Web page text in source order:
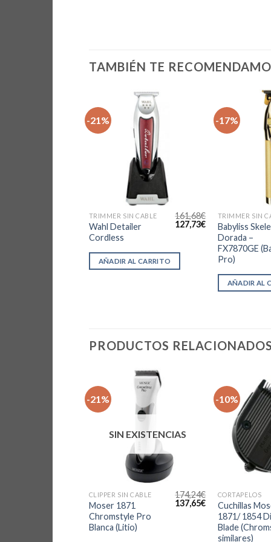
TAMBIÉN TE
-21%
TRIMMER SIN CABLE
Wahl Detailer
Cordless
161,68€
El
precio
127,73€El
precio
actual
127,73€.
AÑADIR AL CARRITO
-17%
TRIMMER SIN
Babyliss
Dorada –
FX7870GE
Pro)
AÑADIR AL
PRODUCTOS RELACIONADOS
-21%
SIN EXISTENCIAS
CLIPPER SIN CABLE
Moser 1871
Chromstyle Pro
Blanca (Litio)
174,24€
El
precio
137,65€El
precio
actual
137,65€.
-10%
CORTAPELOS
Cuchillas
1871/ 1854
Blade
similares)
precio
actual